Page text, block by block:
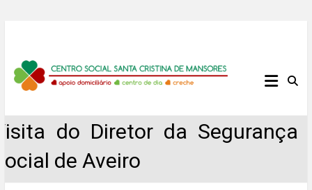
content
Centro
Santa
Cristina
do Diretor da Segurança
de Aveiro